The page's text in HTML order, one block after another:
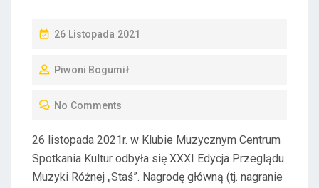
P
S
D
O
N
26 Listopada 2021
Piwoni Bogumił
No Comments
26 listopada 2021r. w Klubie Muzycznym Centrum
Spotkania Kultur odbyła się XXXI Edycja Przeglądu
Muzyki Różnej „Staś”. Nagrodę główną (tj. nagranie